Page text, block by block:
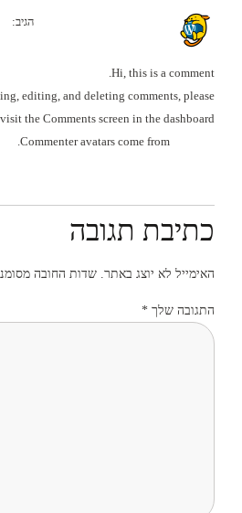
הגיב:
Hi, this is a comment.
editing, and deleting comments, please
visit the Comments screen in the dashboard.
Commenter avatars come from
.
כתיבת תגובה
האימייל לא יוצג באתר. שדות החובה
התגובה שלך *